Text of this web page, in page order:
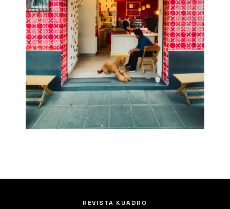
REVISTA KUADRO